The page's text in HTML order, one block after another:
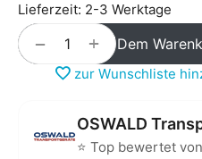
Lieferzeit: 2-3 Werktage
+
− Dem
zur Wunschliste
OSWALD
⭐ Top bewertet